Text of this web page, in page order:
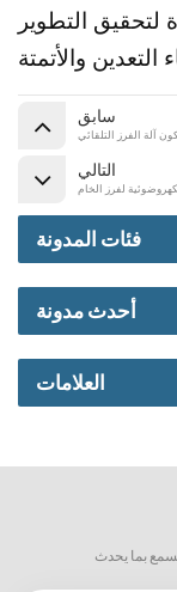
لتحقيق التطوير
سابق
آلة الفرز التلقائي
التالي
لفرز الخام
فئات المدونة
أحدث مدونة
العلامات